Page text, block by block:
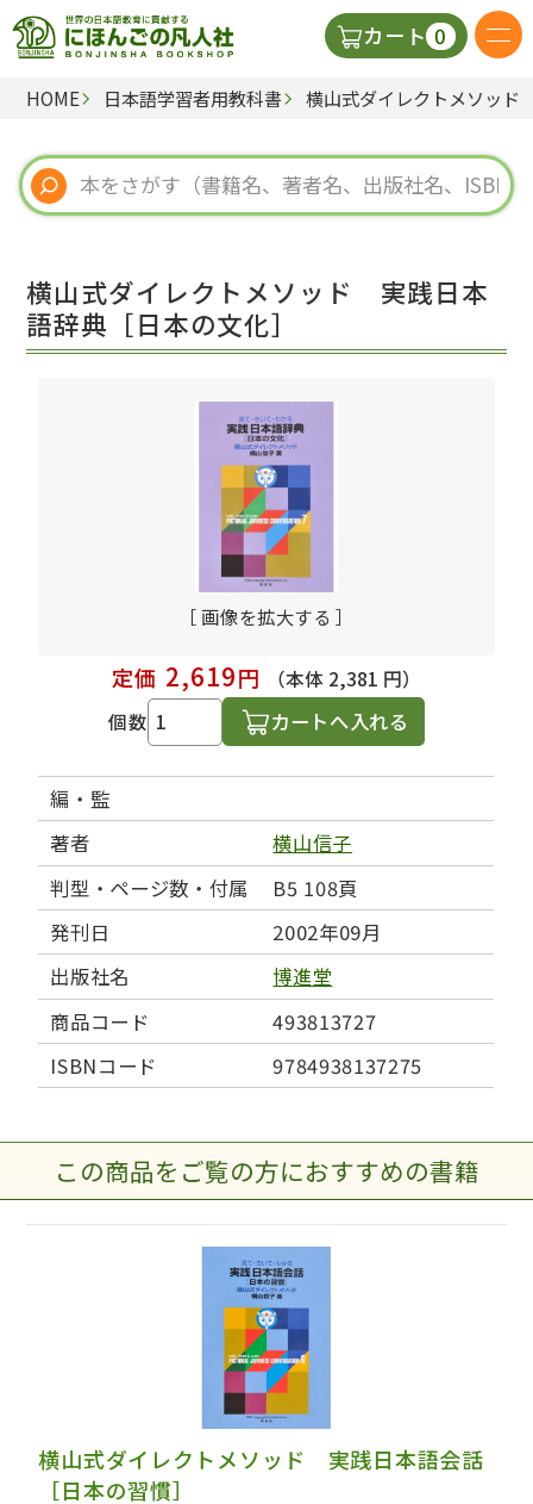
カート 0
日本語の教科書
視聴覚・補助教材
教師用参考書
HOME 日本語学習者用教科書 横山式ダイレクトメソッ
横山式ダイレクトメソッド 実践日本
語辞典［日本の文化］
［ 画像を拡大する ］
定価 2,619円
（本体 2,381 円）
個数
カートへ入れる
編・監
著者
横山信子
判型・ページ数・付属
B5 108頁
発刊日
2002年09月
出版社名
博進堂
商品コード
493813727
ISBNコード
9784938137275
この商品をご覧の方におすすめの書籍
横山式ダイレクトメソッド 実践日本語会話
［日本の習慣］